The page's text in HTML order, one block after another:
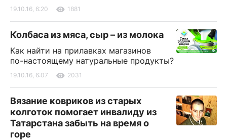
19.10.16, 6:20 1881
Колбаса из мяса, сыр – из молока
Как найти на прилавках магазинов
по-настоящему натуральные продукты?
19.10.16, 6:07 2031
Вязание ковриков из старых
колготок помогает инвалиду из
Татарстана забыть на время о
горе